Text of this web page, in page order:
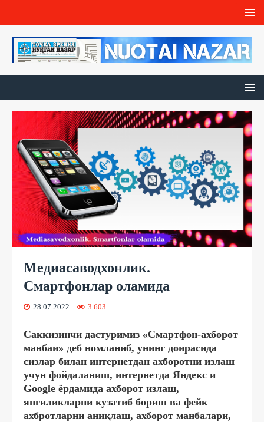
Медиасаводхонлик.
Смартфонлар оламида
28.07.2022 3 603
Саккизинчи дастуримиз «Смартфон-ахборот
манбаи» деб номланиб, унинг доирасида
сизлар билан интернетдан ахборотни излаш
учун фойдаланиш, интернетда Яндекс и
Google ёрдамида ахборот излаш,
янгиликларни кузатиб бориш ва фейк
ахбротларни аниқлаш, ахборот манбалари,